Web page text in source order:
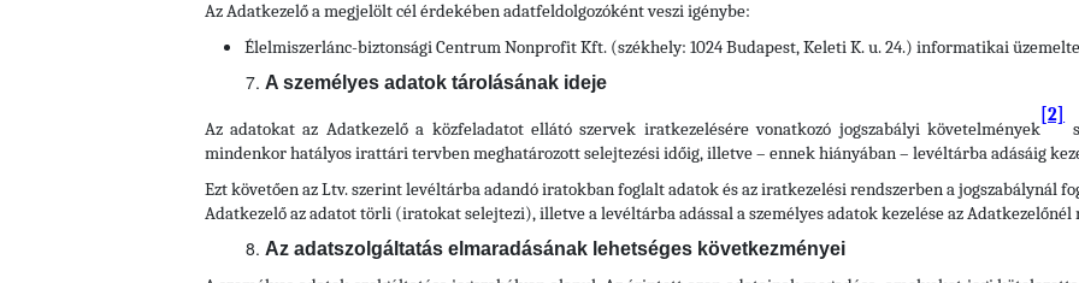
Az Adatkezelő a megjelölt cél érdekében adatfeldolgozóként veszi igénybe:
Élelmiszerlánc-biztonsági Centrum Nonprofit Kft. (székhely: 1024 Budapest, Keleti K. u. 24.) informatikai
A személyes adatok tárolásának ideje
Az adatokat az Adatkezelő a közfeladatot ellátó szervek iratkezelésére vonatkozó jogszabályi követelmények
[2]
mindenkor hatályos irattári tervben meghatározott selejtezési időig, illetve – ennek hiányában – levéltárba adásáig
Ezt követően az Ltv. szerint levéltárba adandó iratokban foglalt adatok és az iratkezelési rendszerben a jogszabálynál
Adatkezelő az adatot törli (iratokat selejtezi), illetve a levéltárba adással a személyes adatok kezelése az Adatkezelőnél
Az adatszolgáltatás elmaradásának lehetséges következményei